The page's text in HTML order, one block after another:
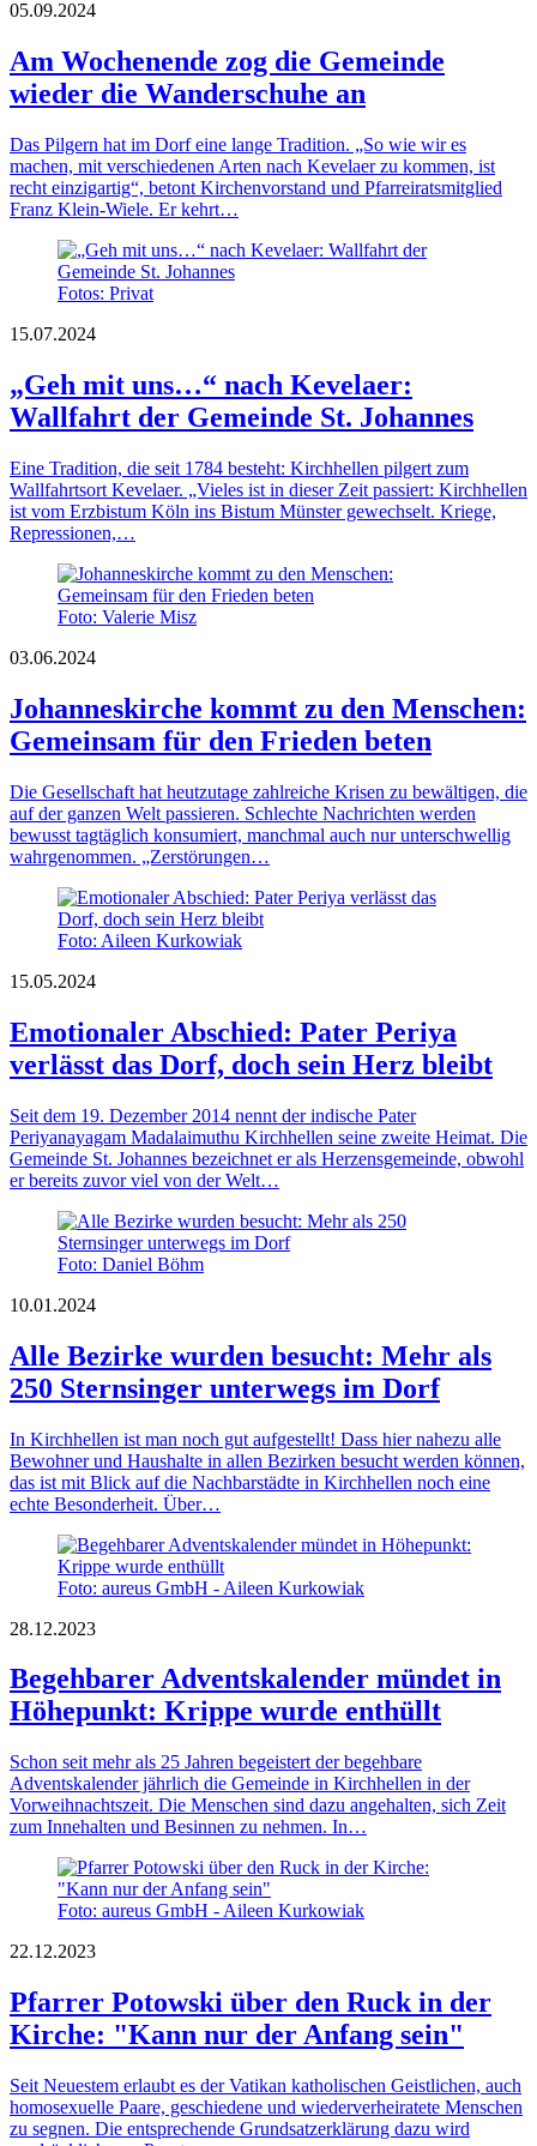
05.09.2024
Am Wochenende zog die Gemeinde
wieder die Wanderschuhe an
Das Pilgern hat im Dorf eine lange Tradition. „So wie wir es
machen, mit verschiedenen Arten nach Kevelaer zu kommen, ist
recht einzigartig“, betont Kirchenvorstand und Pfarreiratsmitglied
Franz Klein-Wiele. Er kehrt…
Fotos: Privat
15.07.2024
„Geh mit uns…“ nach Kevelaer:
Wallfahrt der Gemeinde St. Johannes
Eine Tradition, die seit 1784 besteht: Kirchhellen pilgert zum
Wallfahrtsort Kevelaer. „Vieles ist in dieser Zeit passiert: Kirchhellen
ist vom Erzbistum Köln ins Bistum Münster gewechselt. Kriege,
Repressionen,…
Foto: Valerie Misz
03.06.2024
Johanneskirche kommt zu den Menschen:
Gemeinsam für den Frieden beten
Die Gesellschaft hat heutzutage zahlreiche Krisen zu bewältigen, die
auf der ganzen Welt passieren. Schlechte Nachrichten werden
bewusst tagtäglich konsumiert, manchmal auch nur unterschwellig
wahrgenommen. „Zerstörungen…
Foto: Aileen Kurkowiak
15.05.2024
Emotionaler Abschied: Pater Periya
verlässt das Dorf, doch sein Herz bleibt
Seit dem 19. Dezember 2014 nennt der indische Pater
Periyanayagam Madalaimuthu Kirchhellen seine zweite Heimat. Die
Gemeinde St. Johannes bezeichnet er als Herzensgemeinde, obwohl
er bereits zuvor viel von der Welt…
Foto: Daniel Böhm
10.01.2024
Alle Bezirke wurden besucht: Mehr als
250 Sternsinger unterwegs im Dorf
In Kirchhellen ist man noch gut aufgestellt! Dass hier nahezu alle
Bewohner und Haushalte in allen Bezirken besucht werden können,
das ist mit Blick auf die Nachbarstädte in Kirchhellen noch eine
echte Besonderheit. Über…
Foto: aureus GmbH - Aileen Kurkowiak
28.12.2023
Begehbarer Adventskalender mündet in
Höhepunkt: Krippe wurde enthüllt
Schon seit mehr als 25 Jahren begeistert der begehbare
Adventskalender jährlich die Gemeinde in Kirchhellen in der
Vorweihnachtszeit. Die Menschen sind dazu angehalten, sich Zeit
zum Innehalten und Besinnen zu nehmen. In…
Foto: aureus GmbH - Aileen Kurkowiak
22.12.2023
Pfarrer Potowski über den Ruck in der
Kirche: "Kann nur der Anfang sein"
Seit Neuestem erlaubt es der Vatikan katholischen Geistlichen, auch
homosexuelle Paare, geschiedene und wiederverheiratete Menschen
zu segnen. Die entsprechende Grundsatzerklärung dazu wird